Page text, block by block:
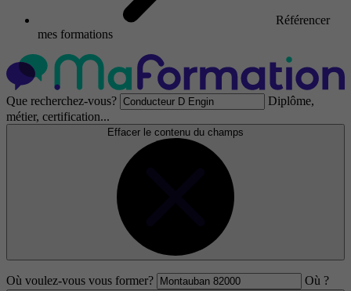
Référencer
mes formations
Que recherchez-vous?
Diplôme,
métier, certification...
Effacer le contenu du champs
Où voulez-vous vous former? Où ?